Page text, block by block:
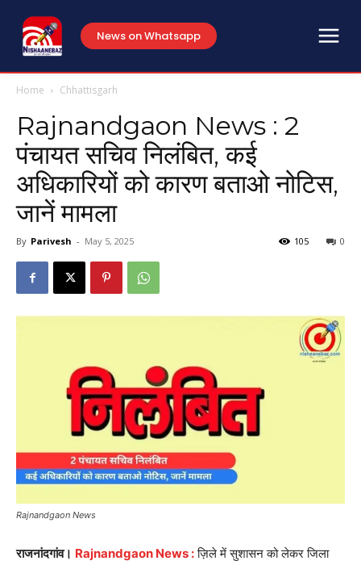
News on Whatsapp
Home Chhattisgarh
Rajnandgaon News : 2
पंचायत सचिव निलंबित, कई
अधिकारियों को कारण बताओ नोटिस,
जानें मामला
By Parivesh - May 5, 2025 0
105
Rajnandgaon News
राजनांदगांव। Rajnandgaon News : ज़िले में सुशासन को लेकर जिला